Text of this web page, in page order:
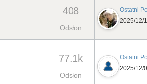
408
Odsłon
Ostatni
2025/12/
77.1k
Odsłon
Ostatni
2025/12/